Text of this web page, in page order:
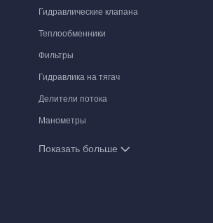
Гидравлические клапана
Теплообменники
Фильтры
Гидравлика на тягач
Делители потока
Манометры
Показать больше